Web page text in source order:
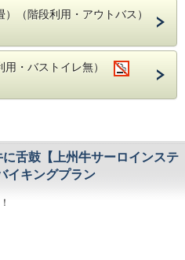
アクビティ等】別窓で開きま
ルガイド≫
示】別窓で開きます
下となります。
日乗車時に乗務員にお支払いください。
ンセルの場合は キャンセル料が100％と
ルから行うため、事前に必ず行程をお
お知らせがない場合は予約できません）
お電話させていただく場合がございま
によって変わりますので余裕をもって
観光バス様の運営となります。
準備（履物等）を行ってください
けると思わず事前の確認もお忘れなく
のバイキング!
ちろん、アルコール類
・サワー・焼酎など）も【飲み放題】
イキング!
）（階段利用・アウトバス）
用・バストイレ無）
舌鼓【上州牛サーロインステ
イキングプラン
アッププランが登場！！
から、いつもより少し贅沢に過ごした